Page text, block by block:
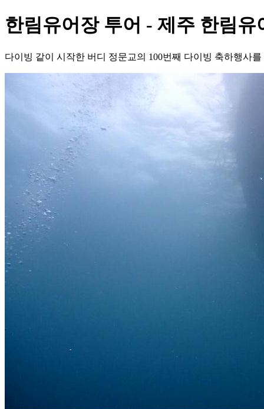
한림유어장 투어 - 제주 한림
다이빙 같이 시작한 버디 정문교의 100번째 다이빙 축하행사